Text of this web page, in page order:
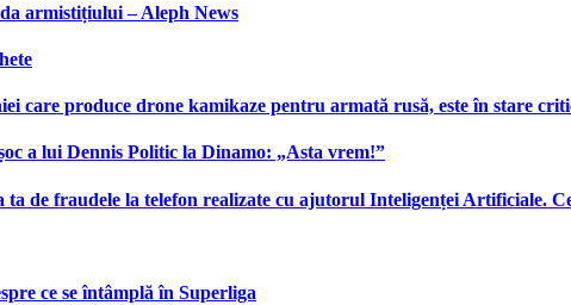
armistițiului – Aleph News
produce drone kamikaze pentru armată rusă, este în stare
a lui Dennis Politic la Dinamo: „Asta vrem!”
ta de fraudele la telefon realizate cu ajutorul Inteligenței Artificiale.
ce se întâmplă în Superliga